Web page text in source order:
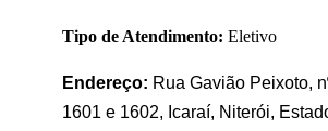
Tipo de Atendimento: Eletivo
Endereço: Rua Gavião Peixoto,
1601 e 1602, Icaraí, Niterói,